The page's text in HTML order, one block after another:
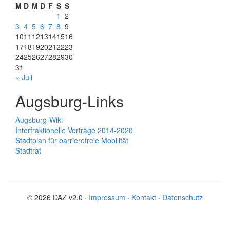
M D M D F S S
1 2
3 4 5 6 7 8 9
1011 1213141516
17181920212223
24252627282930
31
« Juli
Augsburg-Links
Augsburg-Wiki
Interfraktionelle Verträge 2014-2020
Stadtplan für barrierefreie Mobilität
Stadtrat
© 2026 DAZ v2.0 · Impressum · Kontakt · Datenschutz